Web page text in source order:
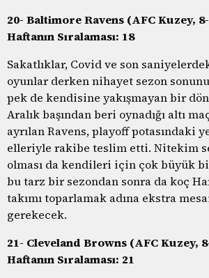
20- Baltimore Ravens (AFC Kuzey,
Haftanın Sıralaması: 18
Sakatlıklar, Covid ve son
oyunlar derken nihayet sezon
pek de kendisine yakışmayan bir
Aralık başından beri oynadığı altı
ayrılan Ravens, playoff potasındaki
elleriyle rakibe teslim etti. Nitekim
olması da kendileri için çok büyük
bu tarz bir sezondan sonra da koç
takımı toparlamak adına ekstra
gerekecek.
21- Cleveland Browns (AFC Kuzey,
Haftanın Sıralaması: 21